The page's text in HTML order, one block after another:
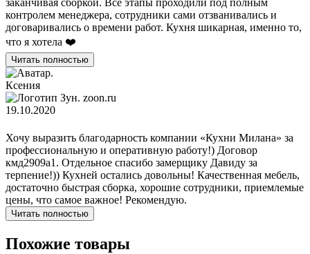
заканчивая сборкой. Все этапы проходили под полным
контролем менеджера, сотрудники сами отзванивались и
договаривались о времени работ. Кухня шикарная, именно то,
что я хотела ❤️
Читать полностью
Ксения
zoon.ru
19.10.2020
Хочу выразить благодарность компании «Кухни Милана» за
профессиональную и оперативную работу!) Договор
кмд2909а1. Отдельное спасибо замерщику Давиду за
терпение!)) Кухней остались довольны! Качественная мебель,
достаточно быстрая сборка, хорошие сотрудники, приемлемые
цены, что самое важное! Рекомендую.
Читать полностью
Похожие товары